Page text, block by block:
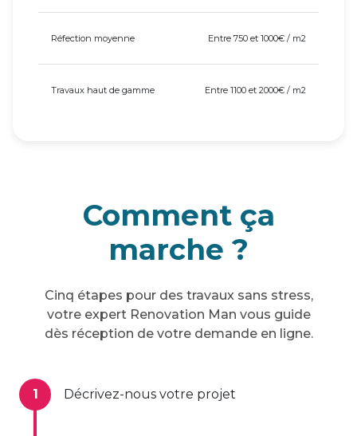
Réfection moyenne Entre 750 et 1000€ / m2
Travaux haut de gamme Entre 1100 et 2000€ / m2
Comment ça
marche ?
Cinq étapes pour des travaux sans stress,
votre expert Renovation Man vous guide
dès réception de votre demande en ligne.
1 Décrivez-nous votre projet